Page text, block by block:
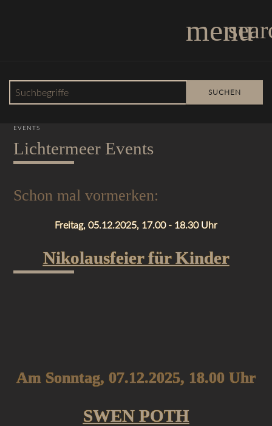
menu
Suchbegriffe SUCHEN
EVENTS
Lichtermeer Events
Schon mal vormerken:
Freitag, 05.12.2025, 17.00 - 18.30 Uhr
Nikolausfeier für Kinder
Am Sonntag, 07.12.2025, 18.00 Uhr
SWEN POTH